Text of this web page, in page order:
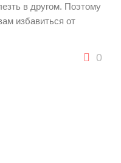
в другом. Поэтому
избавиться от
0